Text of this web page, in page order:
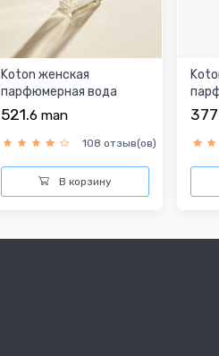
Koton женская
парфюмерная вода
521.6 man
108 отзыв(ов)
В корзину
377